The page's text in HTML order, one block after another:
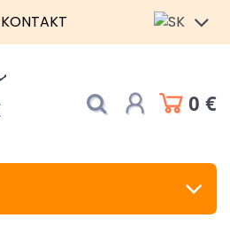
KONTAKT
0 €